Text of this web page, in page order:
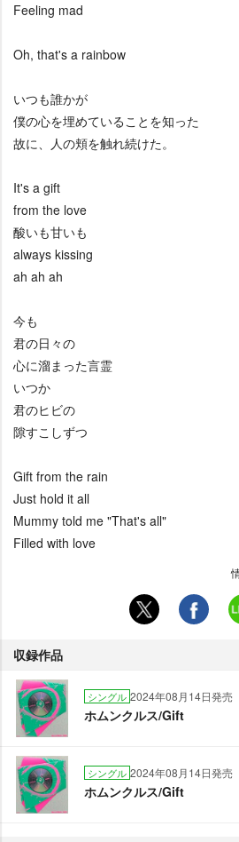
Feeling mad
Oh, that's a rainbow
いつも誰かが
僕の心を埋めていることを知った
故に、人の頬を触れ続けた。
It's a gift
from the love
酸いも甘いも
always kissing
ah ah ah
今も
君の日々の
心に溜まった言霊
いつか
君のヒビの
隙すこしずつ
Gift from the rain
Just hold it all
Mummy told me "That's all"
Filled with love
収録作品
シングル 2024年08月14日発売
ホムンクルス/Gift
シングル 2024年08月14日発売
ホムンクルス/Gift